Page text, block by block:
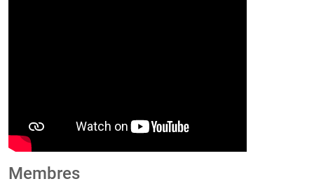
Membres